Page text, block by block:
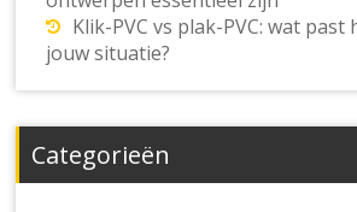
Klik-PVC vs plak-PVC: wat past
jouw situatie?
Categorieën